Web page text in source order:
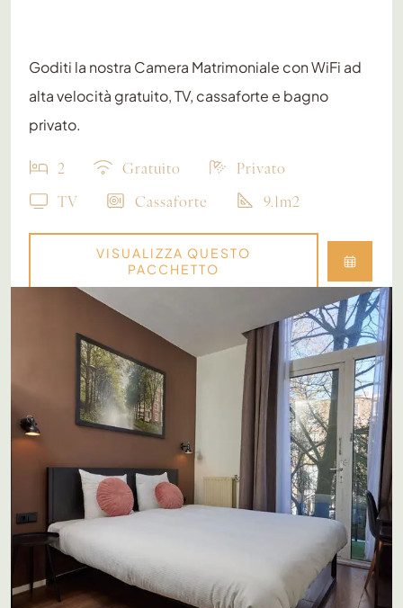
Goditi la nostra Camera Matrimoniale con WiFi ad
alta velocità gratuito, TV, cassaforte e bagno
privato.
2 Gratuito
Privato
TV
Cassaforte 9.1m2
VISUALIZZA QUESTO
PACCHETTO